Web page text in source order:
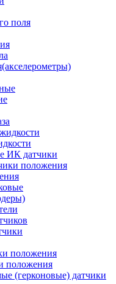
поля
ИК датчики
положения
положения
положения
(герконовые) датчики